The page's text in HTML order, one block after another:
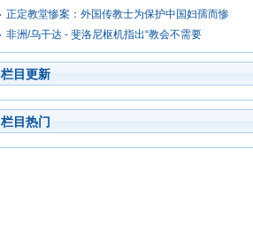
正定教堂惨案：外国传教士为保护中国妇孺而惨
非洲/乌干达 - 斐洛尼枢机指出“教会不需要
栏目更新
栏目热门